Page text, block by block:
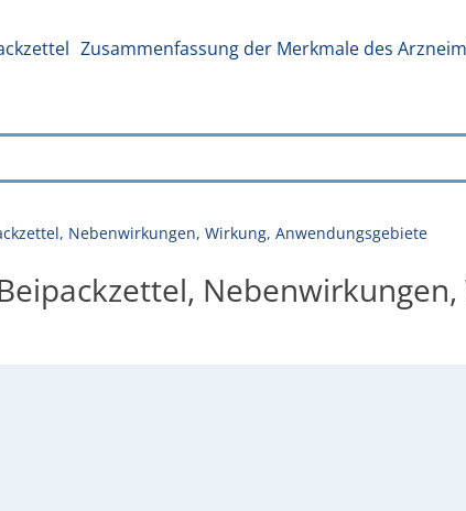
Zusammenfassung der Merkmale des
Nebenwirkungen, Wirkung, Anwendungsgebiete
Nebenwirkungen,